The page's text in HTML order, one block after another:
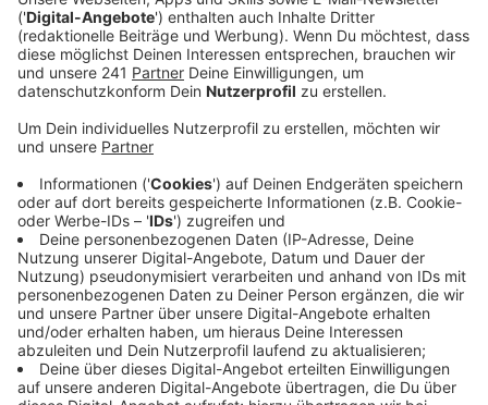
Veröffentlicht:Mittwoch, 23.10.2024 06:25
Anzeige
Außerdem soll der Mann schon vorher Ziel mehrerer
Angriffe gewesen sein. Die Polizei geht von einem
Bezug zum Rockermilieu aus.
Nach Zeugenaussagen hatte der 32-Jährige das
Fitnessstudio gerade verlassen und wollte in ein Auto
einsteigen, als der flüchtige und vermummte Täter auf
ihn schoss. Der Täter war mit einen E-Scooter
geflüchtet, nach ihm wird weiter gefahndet.
Die Polizei teilt mit: Das Opfer war in den letzten